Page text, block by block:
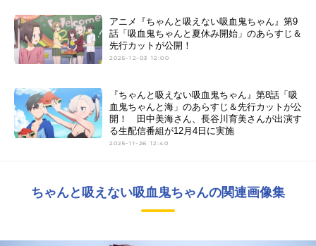
アニメ『ちゃんと吸えない吸血鬼ちゃん』第9
話「吸血鬼ちゃんと夏休み開始」のあらすじ＆
先行カットが公開！
2025-12-03 12:00
『ちゃんと吸えない吸血鬼ちゃん』第8話「吸
血鬼ちゃんと海」のあらすじ＆先行カットが公
開！ 田中美海さん、長谷川育美さんが出演す
る生配信番組が12月4日に実施
2025-11-26 12:40
ちゃんと吸えない吸血鬼ちゃんの関連画像集